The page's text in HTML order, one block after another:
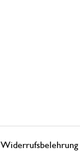
Widerrufsbelehrung